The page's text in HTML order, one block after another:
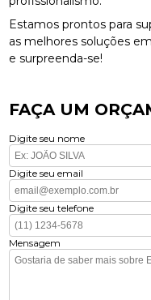
Estamos prontos para
as melhores soluções
e surpreenda-se!
FAÇA UM
Digite seu nome
Digite seu email
Digite seu telefone
Mensagem